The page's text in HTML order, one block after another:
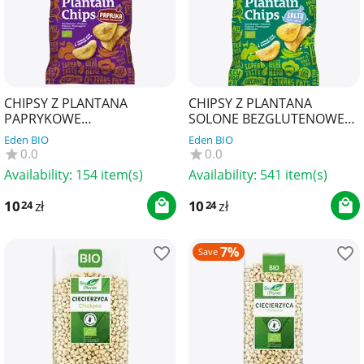
CHIPSY Z PLANTANA
PAPRYKOWE
BEZGLUTENOWE BIO 80 g -
EL ORIGEN
Eden BIO
0.0
Availability: 154 item(s)
1024zł
CHIPSY Z PLANTANA
SOLONE BEZGLUTENOWE
BIO 80 g - EL ORIGEN
Eden BIO
0.0
Availability: 541 item(s)
1024zł
Save 7%